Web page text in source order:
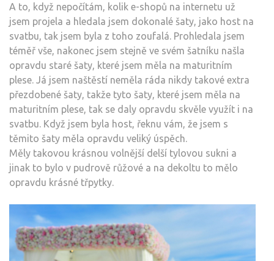
A to, když nepočítám, kolik e-shopů na internetu už
jsem projela a hledala jsem dokonalé šaty, jako host na
svatbu, tak jsem byla z toho zoufalá. Prohledala jsem
téměř vše, nakonec jsem stejně ve svém šatníku našla
opravdu staré šaty, které jsem měla na maturitním
plese. Já jsem naštěstí neměla ráda nikdy takové extra
přezdobené šaty, takže tyto šaty, které jsem měla na
maturitním plese, tak se daly opravdu skvěle využít i na
svatbu. Když jsem byla host, řeknu vám, že jsem s
těmito šaty měla opravdu veliký úspěch.
Měly takovou krásnou volnější delší tylovou sukni a
jinak to bylo v pudrově růžové a na dekoltu to mělo
opravdu krásné třpytky.